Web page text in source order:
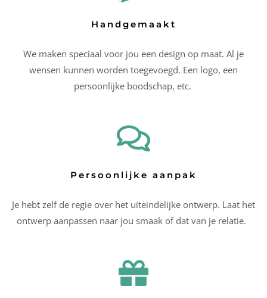
Handgemaakt
We maken speciaal voor jou een design op maat. Al je
wensen kunnen worden toegevoegd. Een logo, een
persoonlijke boodschap, etc.
Persoonlijke aanpak
Je hebt zelf de regie over het uiteindelijke ontwerp. Laat het
ontwerp aanpassen naar jou smaak of dat van je relatie.